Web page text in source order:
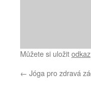
Můžete si uložitodkaz
← Jóga pro zdravá